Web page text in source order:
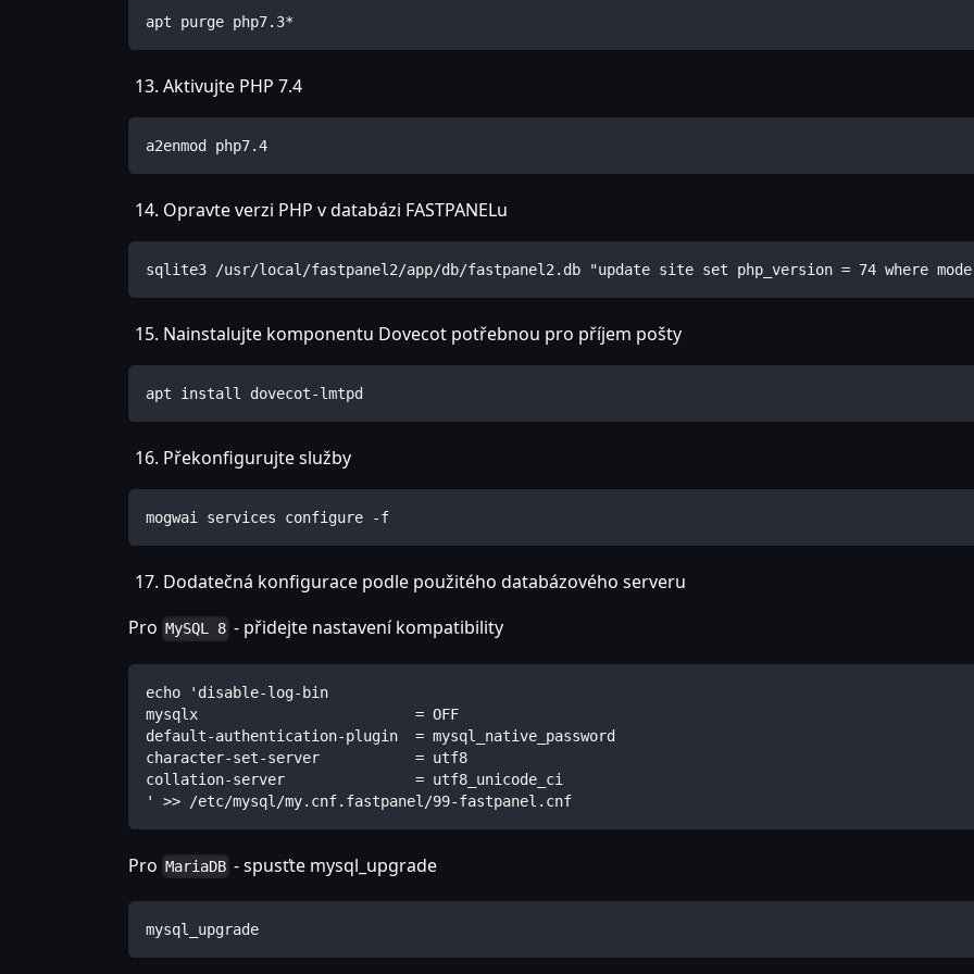
apt purge php7.3*
Aktivujte PHP 7.4
a2enmod php7.4
Opravte verzi PHP v databázi FASTPANELu
sqlite3 /usr/local/fastpanel2/app/db/fastpanel2.db "update site set php_version = 74 where
Nainstalujte komponentu Dovecot potřebnou pro příjem pošty
apt install dovecot-lmtpd
Překonfigurujte služby
mogwai services configure -f
Dodatečná konfigurace podle použitého databázového serveru
Pro MySQL 8 - přidejte nastavení kompatibility
echo 'disable-log-bin
mysqlx                         = OFF
default-authentication-plugin  = mysql_native_password
character-set-server           = utf8
collation-server               = utf8_unicode_ci
' >> /etc/mysql/my.cnf.fastpanel/99-fastpanel.cnf
Pro MariaDB - spusťte mysql_upgrade
mysql_upgrade